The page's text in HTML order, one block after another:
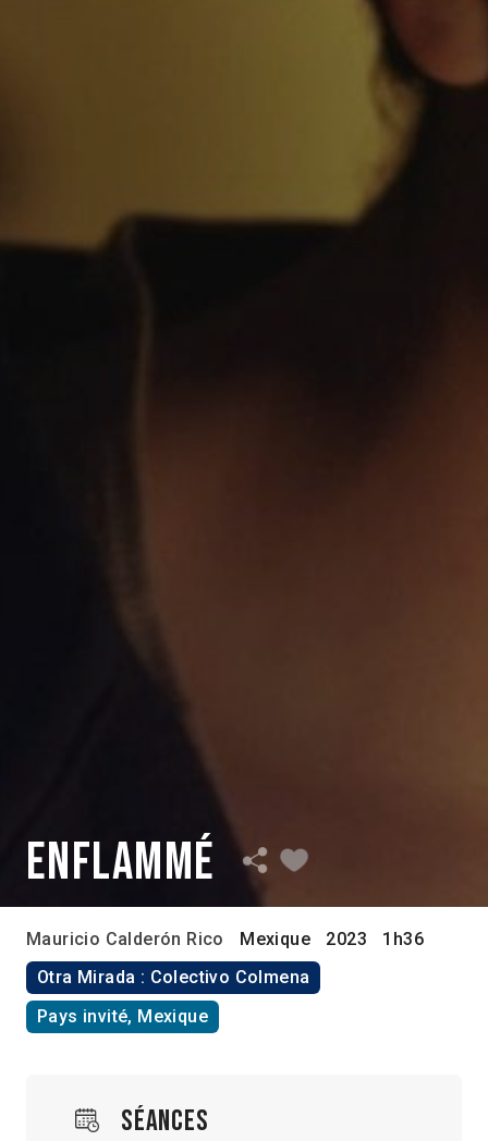
Enflammé
Mauricio Calderón Rico Mexique 2023
1h36
Otra Mirada : Colectivo Colmena
Pays invité, Mexique
Séances